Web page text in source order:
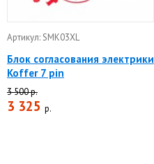
Артикул: SMK03XL
Блок согласования электрики
Koffer 7 pin
3 500 р.
3 325 р.